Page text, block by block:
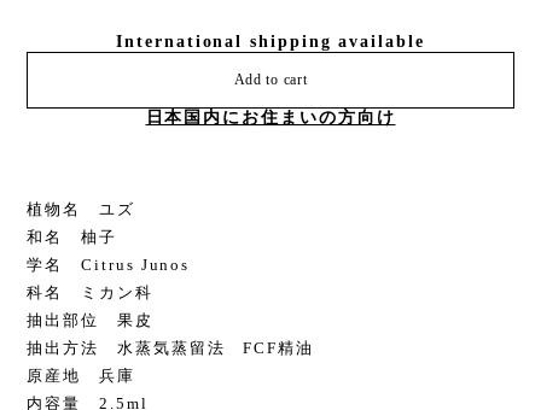
International shipping available
Add to cart
日本国内にお住まいの方向け
植物名 ユズ
和名 柚子
学名 Citrus Junos
科名 ミカン科
抽出部位 果皮
抽出方法 水蒸気蒸留法 FCF精油
原産地 兵庫
内容量 2.5ml